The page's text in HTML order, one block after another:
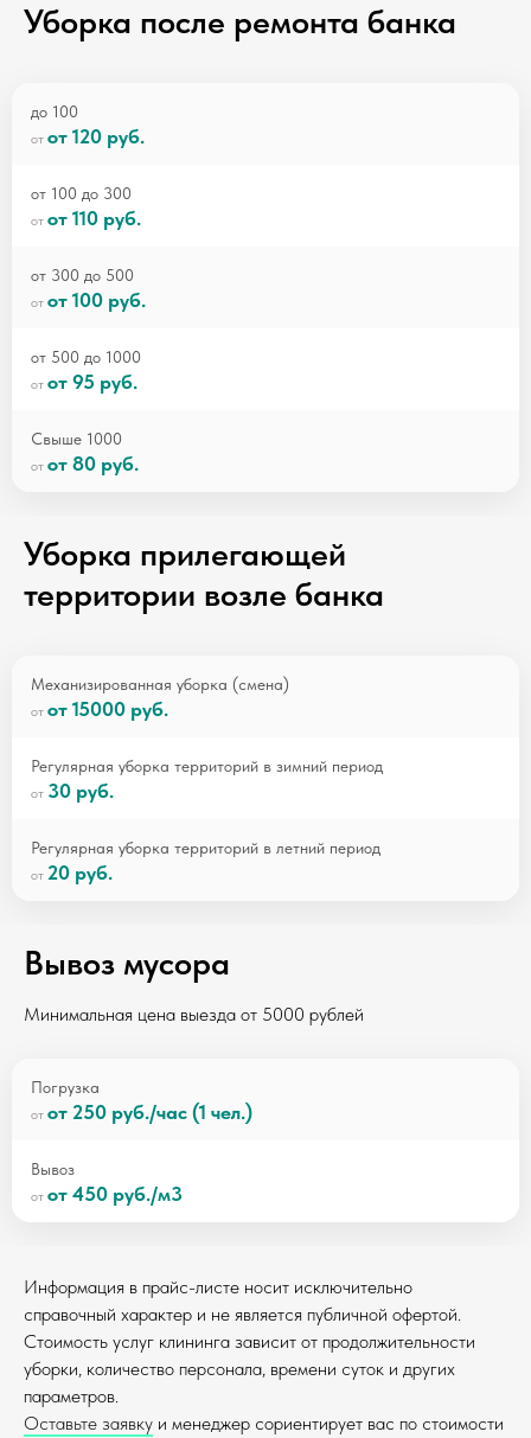
Уборка после ремонта банка
до 100
от 120 руб.
от 100 до 300
от 110 руб.
от 300 до 500
от 100 руб.
от 500 до 1000
от 95 руб.
Свыше 1000
от 80 руб.
Уборка прилегающей
территории возле банка
Механизированная уборка (смена)
от 15000 руб.
Регулярная уборка территорий в зимний период
30 руб.
Регулярная уборка территорий в летний период
20 руб.
Вывоз мусора
Минимальная цена выезда от 5000 рублей
Погрузка
от 250 руб./час (1 чел.)
Вывоз
от 450 руб./м3
Информация в прайс-листе носит исключительно
справочный характер и не является публичной офертой.
Стоимость услуг клининга зависит от продолжительности
уборки, количество персонала, времени суток и других
параметров.
Оставьте заявку и менеджер сориентирует вас по стоимости